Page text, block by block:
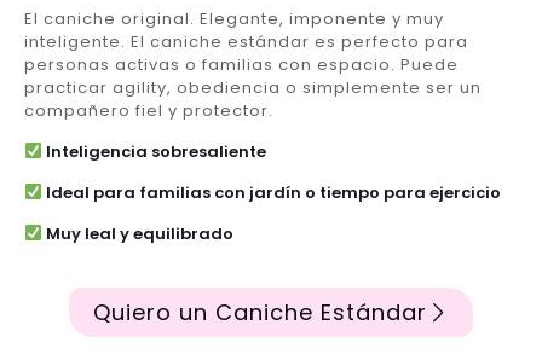
El caniche original. Elegante, imponente y muy
inteligente. El caniche estándar es perfecto para
personas activas o familias con espacio. Puede
practicar agility, obediencia o simplemente ser un
compañero fiel y protector.
Inteligencia sobresaliente
Ideal para familias con jardín o tiempo para ejercicio
Muy leal y equilibrado
Quiero un Caniche Estándar